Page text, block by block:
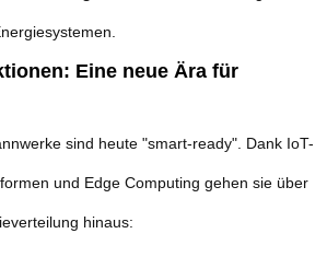
Eine neue Ära für
sind heute "smart-ready". Dank IoT-
und Edge Computing gehen sie über
hinaus: